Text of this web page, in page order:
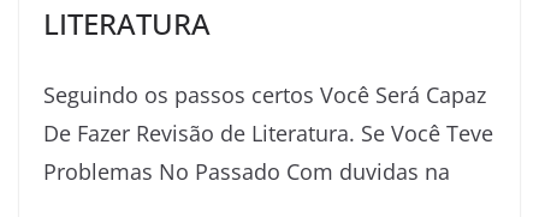
LITERATURA
Seguindo os passos certos Você Será Capaz
De Fazer Revisão de Literatura. Se Você Teve
Problemas No Passado Com duvidas na